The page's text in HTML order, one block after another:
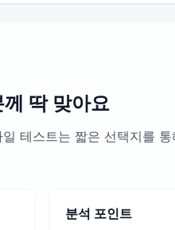
딱 맞아요
테스트는 짧은 선택지를
분석 포인트